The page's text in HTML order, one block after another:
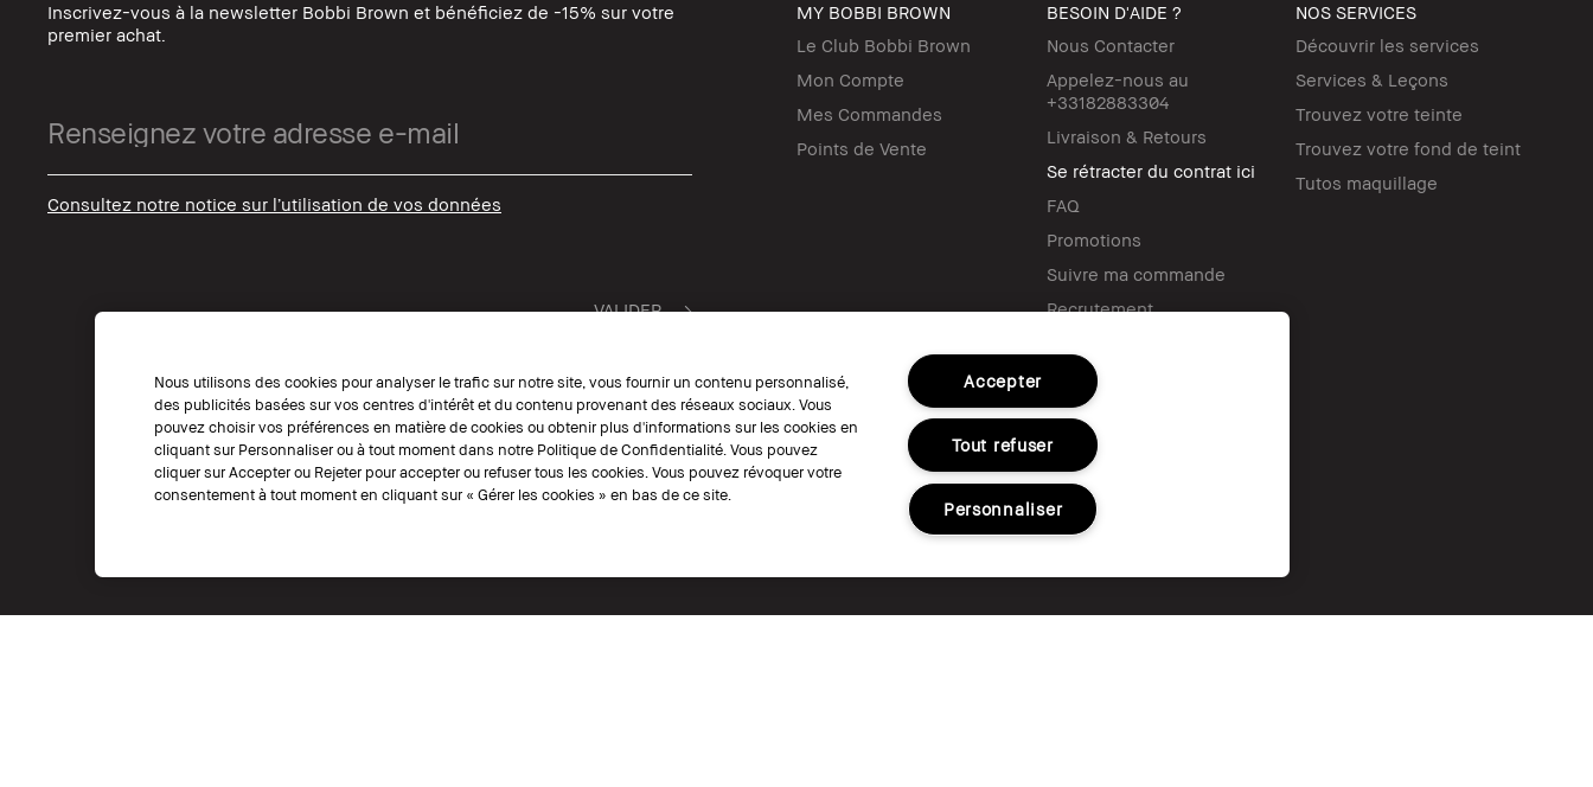
Inscrivez-vous à la newsletter Bobbi Brown et bénéficiez de -15% sur votre
premier achat.
Consultez notre notice sur l’utilisation de vos données
MY BOBBI BROWN
Le Club Bobbi Brown
Mon Compte
Mes Commandes
Points de Vente
BESOIN D'AIDE ?
Nous Contacter
Appelez-nous au
+33182883304
Livraison & Retours
Se rétracter du contrat ici
FAQ
Promotions
Suivre ma commande
Recrutement
Vente et d’Utilisation de la
Carte Cadeau
NOS SERVICES
Découvrir les services
Services & Leçons
Trouvez votre teinte
Trouvez votre fond de teint
Tutos maquillage
SUIVEZ-NOUS
Nous utilisons des cookies pour analyser le trafic sur notre site, vous fournir un contenu personnalisé,
des publicités basées sur vos centres d'intérêt et du contenu provenant des réseaux sociaux. Vous
pouvez choisir vos préférences en matière de cookies ou obtenir plus d'informations sur les cookies en
cliquant sur Personnaliser ou à tout moment dans notre Politique de Confidentialité. Vous pouvez
cliquer sur Accepter ou Rejeter pour accepter ou refuser tous les cookies. Vous pouvez révoquer votre
consentement à tout moment en cliquant sur « Gérer les cookies » en bas de ce site.
Accepter
Tout refuser
Personnaliser